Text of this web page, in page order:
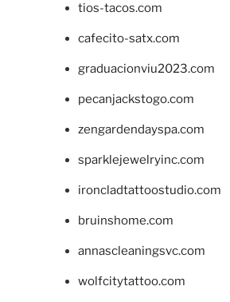
tios-tacos.com
cafecito-satx.com
graduacionviu2023.com
pecanjackstogo.com
zengardendayspa.com
sparklejewelryinc.com
ironcladtattoostudio.com
bruinshome.com
annascleaningsvc.com
wolfcitytattoo.com